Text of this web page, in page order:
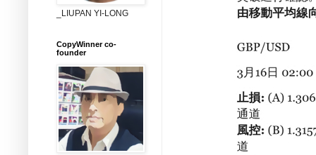
_LIUPAN YI-LONG
CopyWinner co-
founder